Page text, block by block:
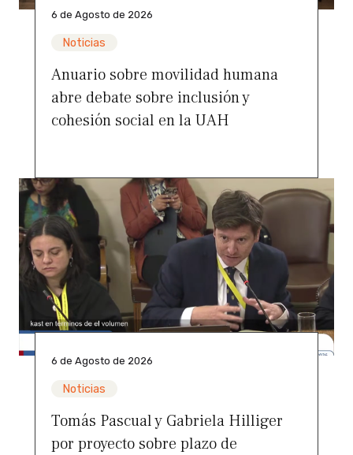
6 de Agosto de 2026
Noticias
Anuario sobre movilidad humana
abre debate sobre inclusión y
cohesión social en la UAH
6 de Agosto de 2026
Noticias
Tomás Pascual y Gabriela Hilliger
por proyecto sobre plazo de